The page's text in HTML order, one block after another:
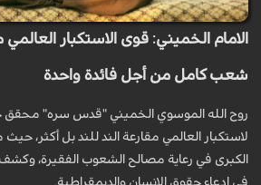
الامام الخميني: قوى الاستكبار
شعب كامل من أجل فائدة واحدة
روح الله الموسوي الخميني "قدس سره" محقق
لاستكبار العالمي مقارعة الند للند بل أكثر،
الكبرى في رعاية مصالح الشعوب الفقيرة، وكشف